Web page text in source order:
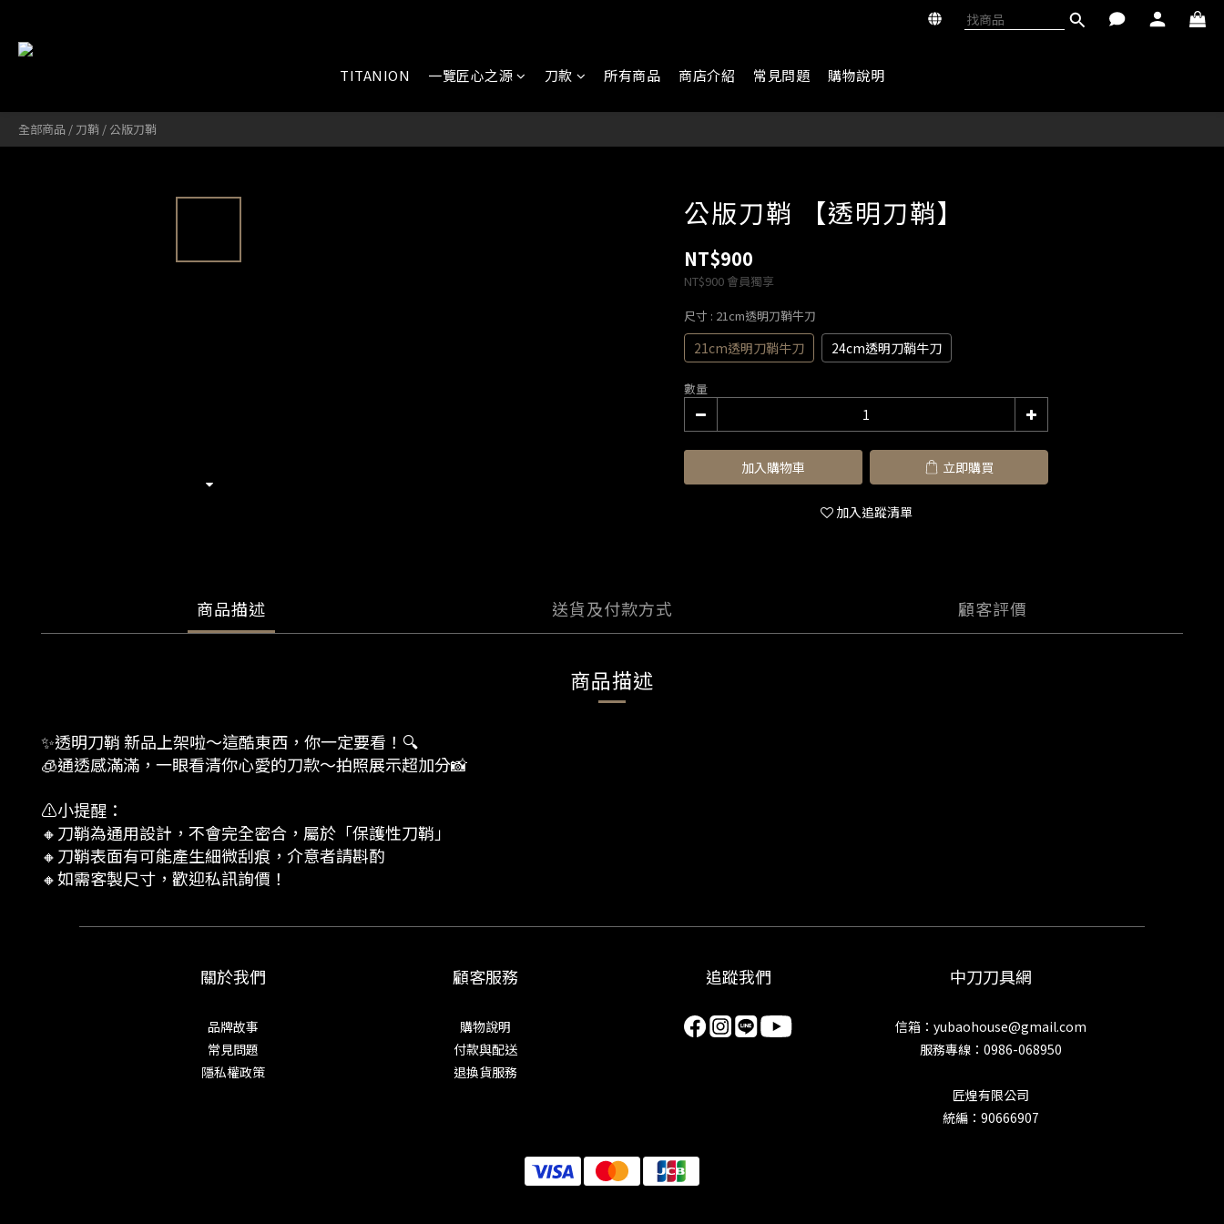
TITANION 一覽匠心之源 刀款 所有商品 商店介紹 常見問題 購物說明
全部商品 / 刀鞘 / 公版刀鞘
公版刀鞘 【透明刀鞘】
NT$900
NT$900 會員獨享
尺寸 : 21cm透明刀鞘牛刀
21cm透明刀鞘牛刀 24cm透明刀鞘牛刀
數量
加入購物車 立即購買
加入追蹤清單
商品描述 送貨及付款方式 顧客評價
商品描述
✨透明刀鞘 新品上架啦～這酷東西，你一定要看！🔍
🧊通透感滿滿，一眼看清你心愛的刀款～拍照展示超加分📸
⚠️小提醒：
🔸刀鞘為通用設計，不會完全密合，屬於「保護性刀鞘」
🔸刀鞘表面有可能產生細微刮痕，介意者請斟酌
🔸如需客製尺寸，歡迎私訊詢價！
立即購買
關於我們
品牌故事
常見問題
隱私權政策
顧客服務
購物說明
付款與配送
退換貨服務
追蹤我們 中刀刀具網
信箱：yubaohouse@gmail.com
服務專線：0986-068950
匠煌有限公司
統編：90666907